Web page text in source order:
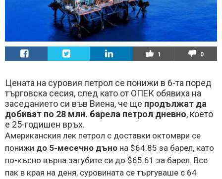
1 0
Цената на суровия петрол се понижи в 6-та поред
търговска сесия, след като от ОПЕК обявиха на
заседанието си във Виена, че ще продължат да
добиват по 28 млн. барела петрол дневно, което
е 25-годишен връх.
Американския лек петрол с доставки октомври се
понижи до 5-месечно дъно на $64.85 за барел, като
по-късно върна загубите си до $65.61 за барел. Все
пак в края на деня, суровината се търгуваше с 64